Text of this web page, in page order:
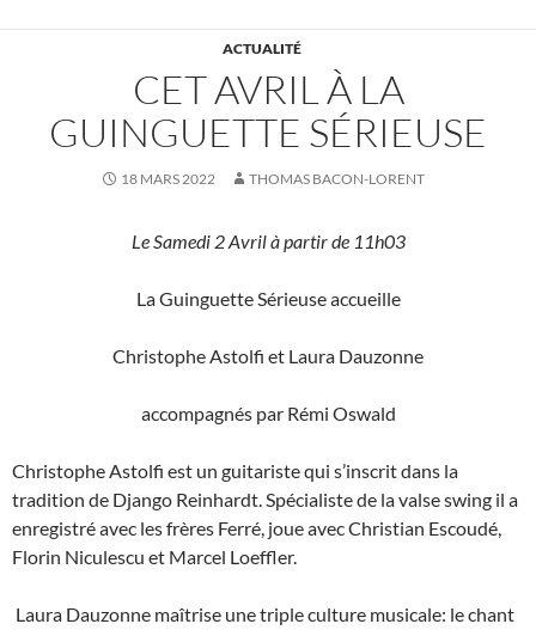
ACTUALITÉ
CET AVRIL À LA
GUINGUETTE SÉRIEUSE
18 MARS 2022 THOMAS BACON-LORENT
Le Samedi 2 Avril à partir de 11h03
La Guinguette Sérieuse accueille
Christophe Astolfi et Laura Dauzonne
accompagnés par Rémi Oswald
Christophe Astolfi est un guitariste qui s’inscrit dans la
tradition de Django Reinhardt. Spécialiste de la valse swing il a
enregistré avec les frères Ferré, joue avec Christian Escoudé,
Florin Niculescu et Marcel Loeffler.
Laura Dauzonne maîtrise une triple culture musicale: le chant